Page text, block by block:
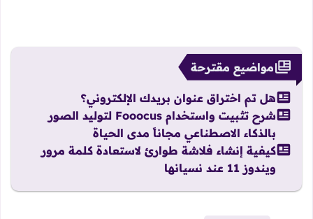
مواضيع مقترحة
هل تم اختراق عنوان بريدك الإلكتروني؟
شرح تثبيت واستخدام Fooocus لتوليد الصور
بالذكاء الاصطناعي مجاناً مدى الحياة
كيفية إنشاء فلاشة طوارئ لاستعادة كلمة مرور
ويندوز 11 عند نسيانها